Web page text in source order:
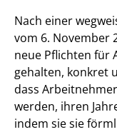
Nach einer
vom 6. November
neue Pflichten für
gehalten, konkret
dass
werden, ihren
indem sie sie